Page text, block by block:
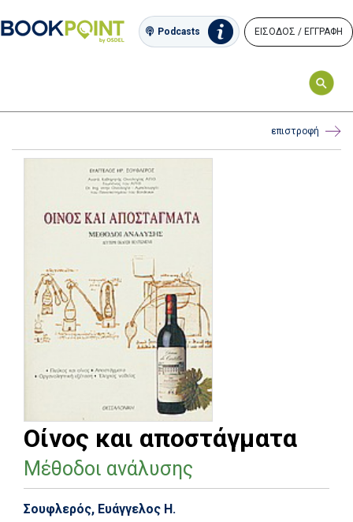
Podcasts ΕΙΣΟΔΟΣ / ΕΓΓΡΑΦΗ
επιστροφή
Οίνος και αποστάγματα
Μέθοδοι ανάλυσης
Σουφλερός, Ευάγγελος Η.